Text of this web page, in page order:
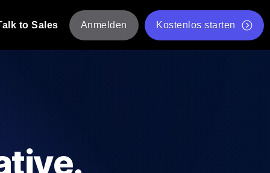
Kostenloses JMeter Test Skript-Validierungstool
API-Statusprüfer
to Sales Anmelden Kostenlos starten